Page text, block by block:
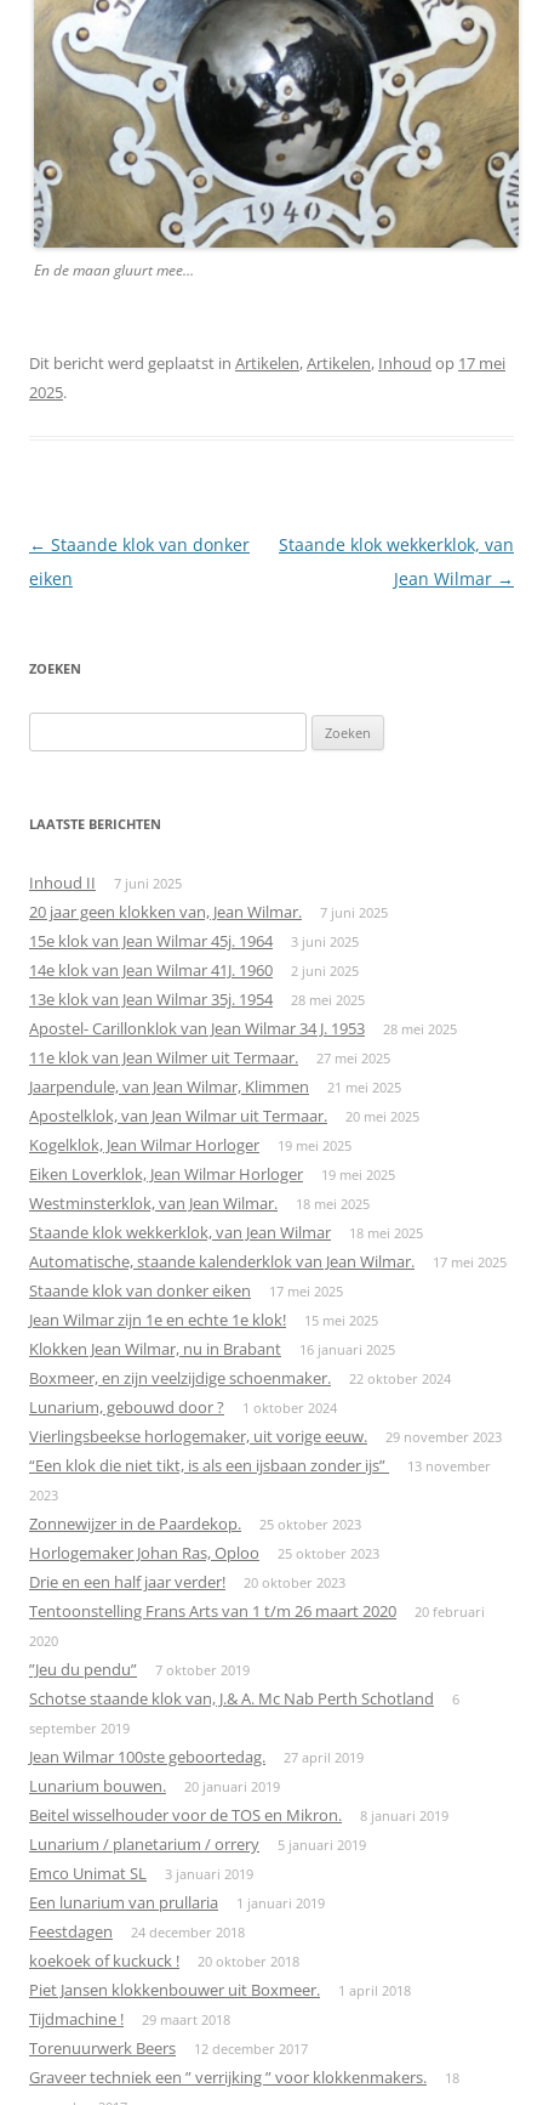
En de maan gluurt mee…
Dit bericht werd geplaatst in Artikelen,Artikelen, Inhoud op 17 mei
2025.
Berichtnavigatie
← Staande klok van donker
eiken
Staande klok wekkerklok, van
Jean Wilmar →
ZOEKEN
naar:
LAATSTE BERICHTEN
Inhoud II 7 juni 2025
20 jaar geen klokken van, Jean Wilmar. 7 juni 2025
15e klok van Jean Wilmar 45j. 1964 3 juni 2025
14e klok van Jean Wilmar 41J. 1960 2 juni 2025
13e klok van Jean Wilmar 35j. 1954 28 mei 2025
Apostel- Carillonklok van Jean Wilmar 34 J. 1953 28 mei 2025
11e klok van Jean Wilmer uit Termaar. 27 mei 2025
Jaarpendule, van Jean Wilmar, Klimmen 21 mei 2025
Apostelklok, van Jean Wilmar uit Termaar. 20 mei 2025
Kogelklok, Jean Wilmar Horloger 19 mei 2025
Eiken Loverklok, Jean Wilmar Horloger 19 mei 2025
Westminsterklok, van Jean Wilmar. 18 mei 2025
Staande klok wekkerklok, van Jean Wilmar 18 mei 2025
Automatische, staande kalenderklok van Jean Wilmar. 17 mei 2025
Staande klok van donker eiken 17 mei 2025
Jean Wilmar zijn 1e en echte 1e klok! 15 mei 2025
Klokken Jean Wilmar, nu in Brabant 16 januari 2025
Boxmeer, en zijn veelzijdige schoenmaker. 22 oktober 2024
Lunarium, gebouwd door ? 1 oktober 2024
Vierlingsbeekse horlogemaker, uit vorige eeuw. 29 november 2023
“Een klok die niet tikt, is als een ijsbaan zonder ijs”
13 november
2023
Zonnewijzer in de Paardekop. 25 oktober 2023
Horlogemaker Johan Ras, Oploo 25 oktober 2023
Drie en een half jaar verder! 20 oktober 2023
Tentoonstelling Frans Arts van 1 t/m 26 maart 2020
20 februari
2020
”Jeu du pendu” 7 oktober 2019
Schotse staande klok van, J.& A. Mc Nab Perth Schotland
6
september 2019
Jean Wilmar 100ste geboortedag. 27 april 2019
Lunarium bouwen. 20 januari 2019
Beitel wisselhouder voor de TOS en Mikron. 8 januari 2019
Lunarium / planetarium / orrery 5 januari 2019
Emco Unimat SL 3 januari 2019
Een lunarium van prullaria 1 januari 2019
Feestdagen 24 december 2018
koekoek of kuckuck ! 20 oktober 2018
Piet Jansen klokkenbouwer uit Boxmeer. 1 april 2018
Tijdmachine ! 29 maart 2018
Torenuurwerk Beers 12 december 2017
Graveer techniek een ” verrijking ” voor klokkenmakers.
18